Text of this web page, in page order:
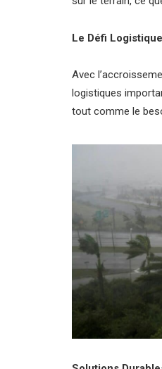
Le Défi Logistique
Avec
logistiques
tout comme le